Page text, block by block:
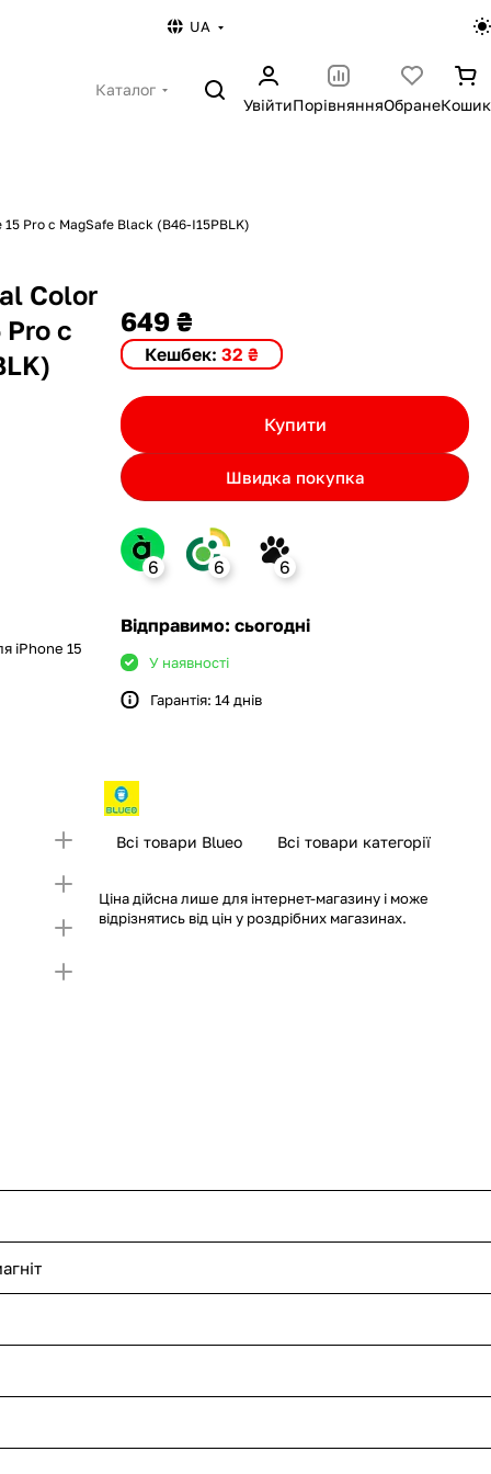
UA
Каталог
УвійтиПорівнянняОбранеКошик
Pro с MagSafe Black (B46-I15PBLK)
Color
с
iPhone 15
649 ₴
Кешбек: 32 ₴
Купити
Швидка покупка
6 6 6
першої частини платежу та Першого
Відправимо: сьогодні
У наявності
Гарантія: 14 днів
Всі товари Blueo Всі товари категорії
Ціна дійсна лише для інтернет-магазину і може
відрізнятись від цін у роздрібних магазинах.